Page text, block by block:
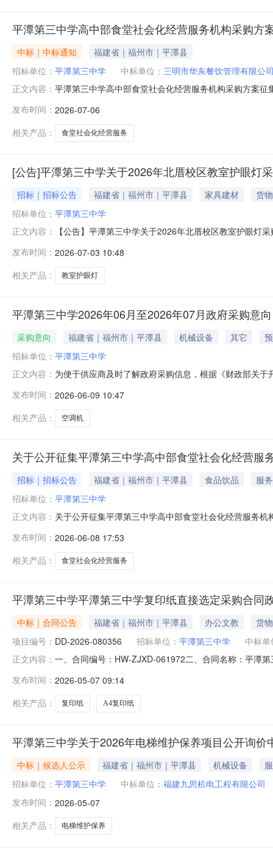
平潭第三中学高中部食堂社会化经营服务机构采购方
中标｜中标通知
福建省｜福州市｜平潭县
招标单位： 平潭第三中学 中标单位： 三明市华东餐饮管理有限公
正文内容： 平潭第三中学高中部食堂社会化经营服务机构采购方案
示链接：（四）评审信息1、评审地点：福建省翔晖招标
本项目参加报名共有3家供应商，至
发布时间： 2026-07-06
相关产品：
食堂社会化经营服务
[公告]平潭第三中学关于2026年北厝校区教室护眼灯
招标｜招标公告 福建省｜福州市｜平潭县 家具建材
货物
招标单位： 平潭第三中学
正文内容：
【公告】平潭第三中学关于2026年北厝校区教室护眼灯
开询价，相关事宜公告如下：一、具体项目如下：1.项
（总价不超过6.5万元）
发布时间： 2026-07-03 10:48
相关产品：
教室护眼灯
平潭第三中学2026年06月至2026年07月政府采购意向
采购意向 福建省｜福州市｜平潭县 机械设备 其它
招标单位： 平潭第三中学
正文内容： 为便于供应商及时了解政府采购信息，根据《财政部关
需满足的要求：满足办公及教学要求7.0000002026年07
中学202
发布时间： 2026-06-09 10:47
相关产品：
空调机
关于公开征集平潭第三中学高中部食堂社会化经营服
招标｜招标公告 福建省｜福州市｜平潭县 食品饮品
服务
招标单位： 平潭第三中学
正文内容： 关于公开征集平潭第三中学高中部食堂社会化经营服务
总务处(平潭综合实验区敖东镇敖东街11号)三、报名须
发布时间： 2026-06-08 17:53
相关产品：
食堂社会化经营服务
平潭第三中学平潭第三中学复印纸直接选定采购合同
中标｜合同公告 福建省｜福州市｜平潭县 办公文教
货物
项目编号： DD-2026-080356 招标单位： 平潭第三中学
中标单
正文内容： 一、合同编号：HW-ZJXD-061972二、合同名称：平潭
尾垱街以北南台商贸中心11#楼09店面联系方式：
发布时间： 2026-05-07 09:14
相关产品：
复印纸 A4复印纸
平潭第三中学关于2026年电梯维护保养项目公开询价
中标｜候选人公示 福建省｜福州市｜平潭县 机械设备
招标单位： 平潭第三中学 中标单位： 福建九思机电工程有限公司
发布时间： 2026-05-07
相关产品：
电梯维护保养